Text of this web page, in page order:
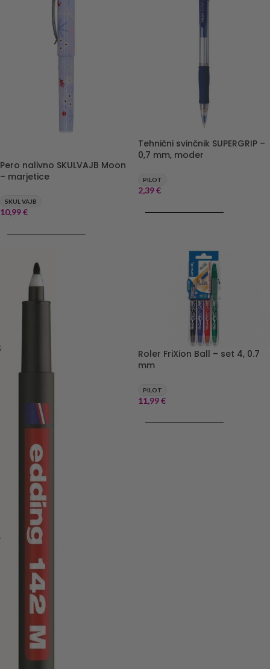
Pero nalivno SKULVAJB Moon
– marjetice
SKUL VAJB
10,99€
Tehnični svinčnik SUPERGRIP –
0,7 mm, moder
PILOT
2,39€
Roler FriXion Ball – set 4, 0.7
mm
PILOT
11,99€